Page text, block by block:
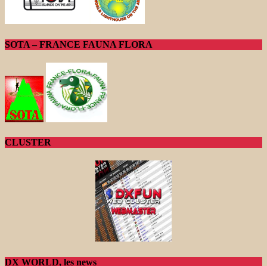
SOTA – FRANCE FAUNA FLORA
CLUSTER
DX WORLD, les news